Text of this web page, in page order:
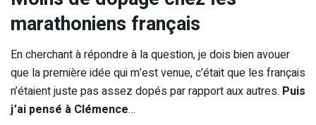
marathoniens français
En cherchant à répondre à la question, je dois bien avouer
que la première idée qui m’est venue, c’était que les français
n’étaient juste pas assez dopés par rapport aux autres. Puis
j’ai pensé à Clémence…